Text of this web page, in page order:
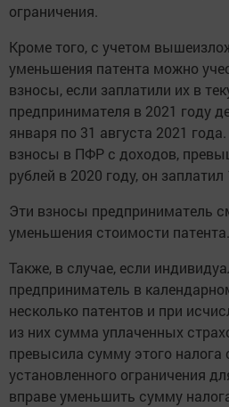
ограничения.
Кроме того, с учетом
уменьшения патента можно
взносы, если заплатили их в
предпринимателя в 2021 году
января по 31 августа 2021
взносы в ПФР с доходов,
рублей в 2020 году, он
Эти взносы предприниматель
уменьшения стоимости патента.
Также, в случае, если
предприниматель в
несколько патентов и при
из них сумма уплаченных
превысила сумму этого налога
установленного ограничения
вправе уменьшить сумму